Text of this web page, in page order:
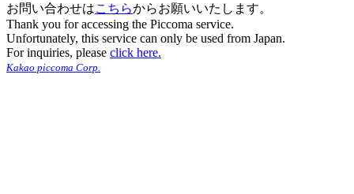
お問い合わせはこちらからお願いいたします。
Thank you for accessing the Piccoma service.
Unfortunately, this service can only be used from Japan.
For inquiries, please click here.
Kakao piccoma Corp.